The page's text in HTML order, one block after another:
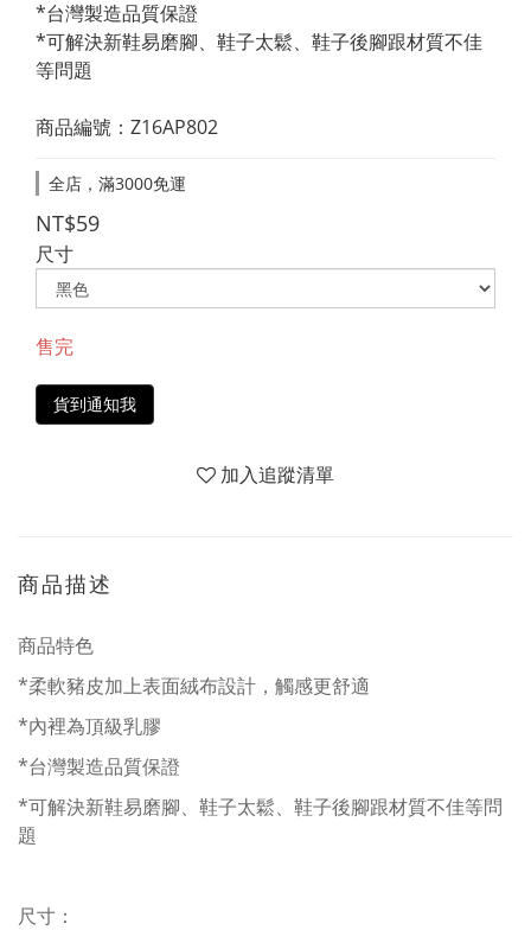
*台灣製造品質保證
*可解決新鞋易磨腳、鞋子太鬆、鞋子後腳跟材質不佳
等問題
商品編號：Z16AP802
全店，滿3000免運
NT$59
尺寸
售完
貨到通知我
加入追蹤清單
商品描述
商品特色
*柔軟豬皮加上表面絨布設計，觸感更舒適
*內裡為頂級乳膠
*台灣製造品質保證
*可解決新鞋易磨腳、鞋子太鬆、鞋子後腳跟材質不佳等問
題
尺寸：